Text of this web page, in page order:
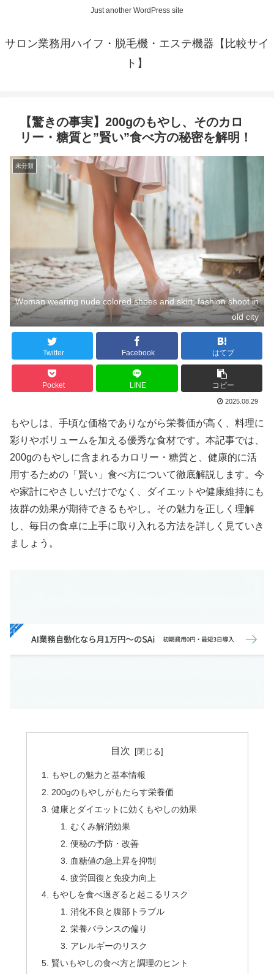
Just another WordPress site
サロン業務用ハイフ・脱毛機・エステ機器【比較サイ
ト】
【驚きの事実】200gのもやし、そのカロ
リー・糖質と”賢い”食べ方の秘密を解明！
未分類
Woman wearing nude colored shoes and skirt; fashion shoot in
old city
Twitter Facebook はてブ
Pocket LINE コピー
2025.08.29
もやしは、手頃な価格でありながら栄養価が高く、料理に
彩りやボリュームを加える優秀な食材です。本記事では、
200gのもやしに含まれるカロリー・糖質と、健康的に活
用するための「賢い」食べ方について徹底解説します。今
や家計にやさしいだけでなく、ダイエットや健康維持にも
抜群の効果が期待できるもやし。その魅力を正しく理解
し、毎日の食卓に上手に取り入れる方法を詳しく見ていき
ましょう。
目次
もやしの魅力と基本情報
200gのもやしがもたらす栄養価
健康とダイエットに効くもやしの効果
むくみ解消効果
便秘の予防・改善
血糖値の急上昇を抑制
疲労回復と免疫力向上
もやしを食べ過ぎると起こるリスク
消化不良と腹部トラブル
栄養バランスの偏り
アレルギーのリスク
賢いもやしの食べ方と調理のヒント